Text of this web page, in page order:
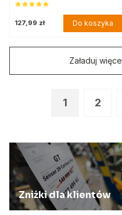
127,99 zł Do koszyka
1 2
Załaduj
Zniżki dla klientów